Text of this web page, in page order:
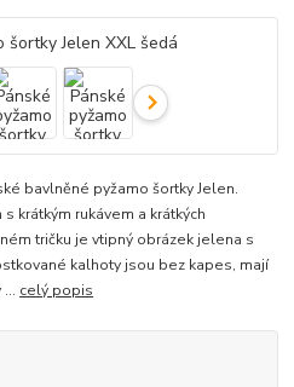
bavlněné pyžamo šortky Jelen.
krátkým rukávem a krátkých
tričku je vtipný obrázek jelena s
kalhoty jsou bez kapes, mají
celý popis